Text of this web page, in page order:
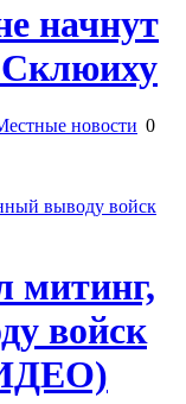
начнут
Склюиху
новости 0
митинг,
войск